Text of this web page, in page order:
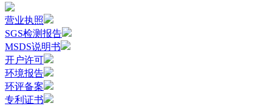
营业执照
SGS检测报告
MSDS说明书
开户许可
环境报告
环评备案
专利证书